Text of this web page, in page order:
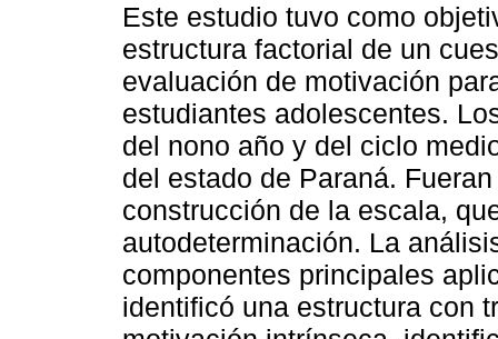
Este estudio tuvo como
estructura factorial de un
evaluación de motivación
estudiantes adolescentes.
del nono año y del ciclo
del estado de Paraná.
construcción de la escala,
autodeterminación. La
componentes principales
identificó una estructura con